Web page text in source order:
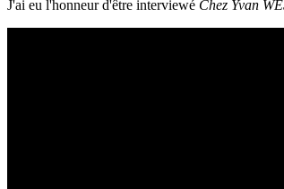
J'ai eu l'honneur d'être interviewé Chez Yvan